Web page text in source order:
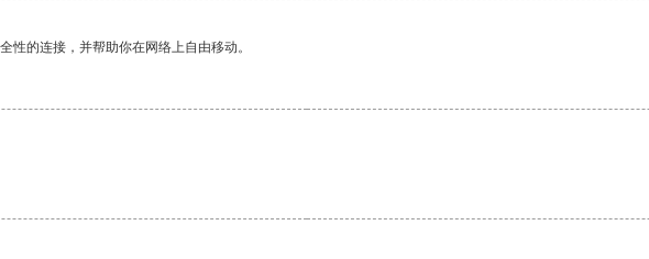
性的连接，并帮助你在网络上自由移动。